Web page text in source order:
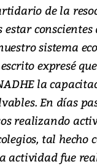
de la
estar conscientes
sistema
expresé
la
En días
realizando
tal hecho
actividad fue